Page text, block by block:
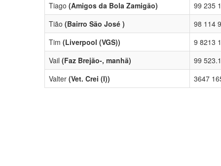
Tiago (Amigos da Bola Zamigão)
99 235
Tião (Bairro São José )
98 114
Tim (Liverpool (VGS))
9 8213
Vail (Faz Brejão-, manhã)
99
Valter (Vet. Crei (I)) 3647